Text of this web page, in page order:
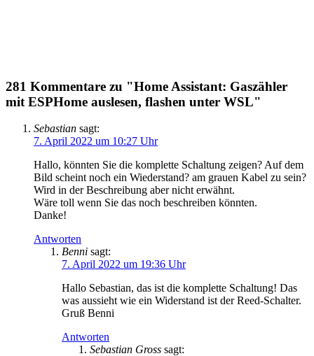
281 Kommentare zu "Home Assistant: Gaszähler
mit ESPHome auslesen, flashen unter WSL"
Sebastian sagt:
7. April 2022 um 10:27 Uhr
Hallo, könnten Sie die komplette Schaltung zeigen? Auf dem
Bild scheint noch ein Wiederstand? am grauen Kabel zu sein?
Wird in der Beschreibung aber nicht erwähnt.
Wäre toll wenn Sie das noch beschreiben könnten.
Danke!
Antworten
Benni sagt:
7. April 2022 um 19:36 Uhr
Hallo Sebastian, das ist die komplette Schaltung! Das
was aussieht wie ein Widerstand ist der Reed-Schalter.
Gruß Benni
Antworten
Sebastian Gross sagt: